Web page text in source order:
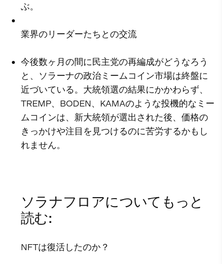
ぶ。
業界のリーダーたちとの交流
今後数ヶ月の間に民主党の再編成がどうなろう
と、ソラーナの政治ミームコイン市場は終盤に
近づいている。大統領選の結果にかかわらず、
TREMP、BODEN、KAMAのような投機的なミー
ムコインは、新大統領が選出された後、価格の
きっかけや注目を見つけるのに苦労するかもし
れません。
ソラナフロアについてもっと
読む:
NFTは復活したのか？